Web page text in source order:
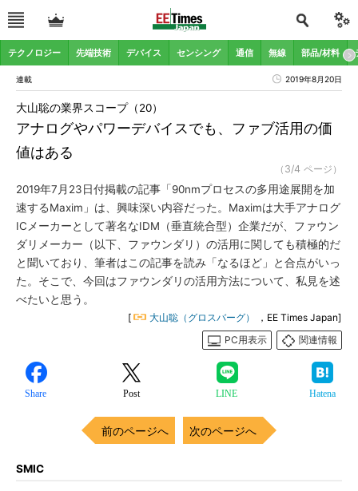
テクノロジー 先端技術 デバイス センシング 通信 無線 部品/材料
連載 2019年8月20日
アナログやパワーデバイスでも、ファブ活用の価
値はある
大山聡の業界スコープ（20）
（3/4 ページ）
2019年7月23日付掲載の記事「90nmプロセスの多用途展開を加
速するMaxim」は、興味深い内容だった。Maximは大手アナログ
ICメーカーとして著名なIDM（垂直統合型）企業だが、ファウン
ダリメーカー（以下、ファウンダリ）の活用に関しても積極的だ
と聞いており、筆者はこの記事を読み「なるほど」と合点がいっ
た。そこで、今回はファウンダリの活用方法について、私見を述
べたいと思う。
[ 大山聡（グロスバーグ）
，EE Times Japan]
PC用表示
関連情報
Share Post LINE Hatena
前のページへ 次のページへ
SMIC